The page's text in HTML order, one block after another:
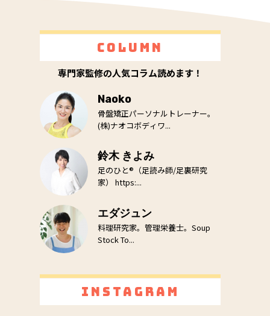
Column
専門家監修の人気コラム読めます！
Naoko
骨盤矯正パーソナルトレーナー。
(株)ナオコボディワ...
鈴木 きよみ
足のひと®（足読み師/足裏研究
家） https:...
エダジュン
料理研究家。管理栄養士。Soup
Stock To...
Instagram